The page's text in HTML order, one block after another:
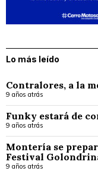
Lo más leído
Contralores, a la
9 años atrás
Funky estará de
9 años atrás
Montería se
Festival
9 años atrás